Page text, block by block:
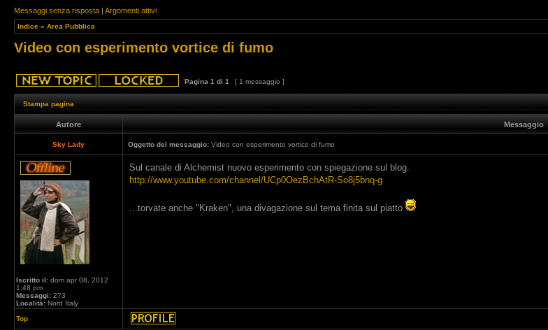
Messaggi senza risposta | Argomenti attivi
Indice » Area Pubblica
Video con esperimento vortice di fumo
Pagina 1 di 1 [ 1 messaggio ]
Stampa pagina
Autore Messaggio
Sky Lady Oggetto del messaggio: Video con esperimento vortice di fumo
Iscritto il: dom apr 08, 2012
1:48 pm
Messaggi: 273
Località: Nord Italy
Sul canale di Alchemist nuovo esperimento con spiegazione sul blog.
http://www.youtube.com/channel/UCp0OezBchAtR-So8j5bnq-g
...torvate anche "Kraken", una divagazione sul tema finita sul piatto
Top